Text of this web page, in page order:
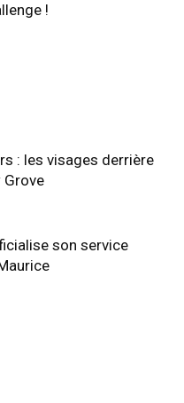
!
: les visages derrière
Grove
son service